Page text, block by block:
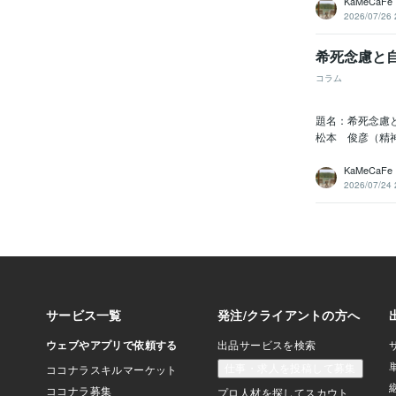
2026/07/26
希死念慮と
コラム
題名：希死念慮
松本 俊彦（精
KaMeCaFe
2026/07/24